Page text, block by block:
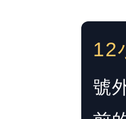
12
號